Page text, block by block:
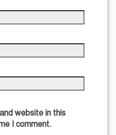
website in this
I comment.